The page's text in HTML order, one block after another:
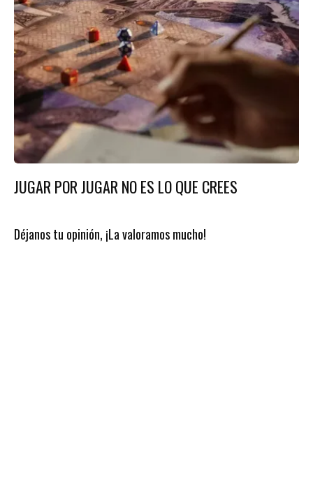
JUGAR POR JUGAR NO ES LO QUE CREES
Déjanos tu opinión, ¡La valoramos mucho!